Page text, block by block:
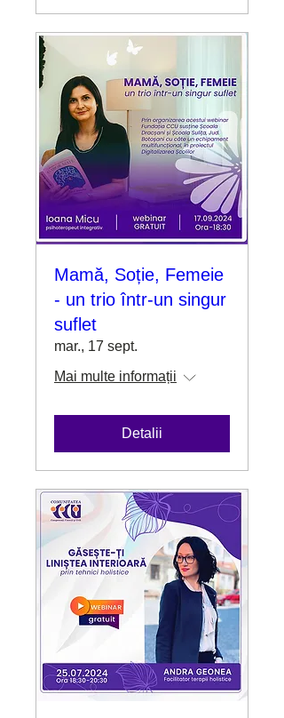
Mamă, Soție, Femeie
- un trio într-un singur
suflet
mar., 17 sept.
Mai multe informații
Detalii